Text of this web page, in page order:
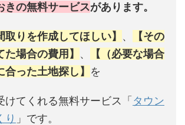
きの無料サービスがあります。
取りを作成してほしい】 、
【その
た場合の費用】 、
【（必要な場合
った土地探し】 を
けてくれる無料サービス「 タウン
り 」です。